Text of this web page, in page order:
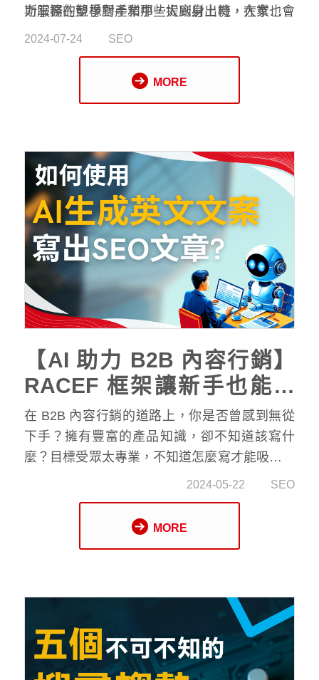
斯服務的塑橡膠產業中，提到射出機，大家也會
馬上想到經常出現在各大塑橡膠展覽的
力掌握在競爭對手和那些大廠身上時，在業務開
拓時往往會讓人感到力不從心。
2024-07-24 SEO
MORE
【AI 助力 B2B 內容行銷】
RACEF 框架讓新手也能輕
鬆搞定！
在 B2B 內容行銷 的道路上，你是否曾感到無從
下手？擁有豐富的產品知識，卻不知道該寫什
麼？目標受眾太專業，不知道怎麼寫才能吸引他
們？別擔心，今天就讓 AI 來幫你搞定一切！近
年來，AI 技術發展迅速，也逐漸被應用於內容
行銷領域，AI 工具可以幫助企業快速生成內
頸，無法有效地利用 AI 工具生成符合需求的內
「RACEF」
的指令/提示框架（framework），幫助大家充分
發揮 AI 工具的潛 力。
2024-05-22 SEO
MORE